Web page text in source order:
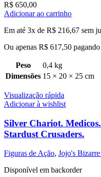
R$ 650,00
Adicionar ao carrinho
Em até 3x de R$ 216,67 sem
Ou apenas R$ 617,50
Peso
0,4 kg
Dimensões 15 × 20 × 25 cm
Visualização rápida
Adicionar à wishlist
Silver Chariot.
Stardust Crusaders.
Figuras de Ação, Jojo's
Disponível em backorder